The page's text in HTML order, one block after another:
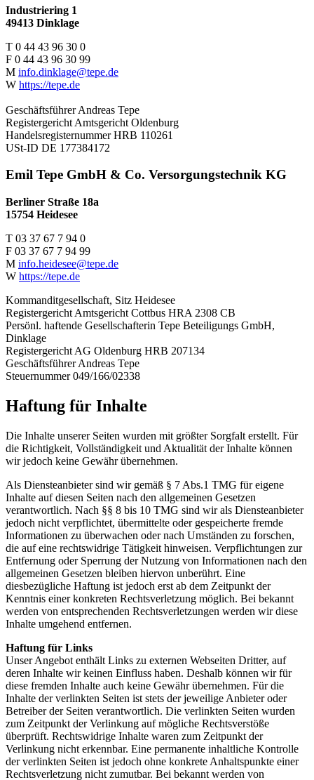
Industriering 1
49413 Dinklage
T 0 44 43 96 30 0
F 0 44 43 96 30 99
M info.dinklage@tepe.de
W https://tepe.de
Geschäftsführer Andreas Tepe
Registergericht Amtsgericht Oldenburg
Handelsregisternummer HRB 110261
USt-ID DE 177384172
Emil Tepe GmbH & Co. Versorgungstechnik KG
Berliner Straße 18a
15754 Heidesee
T 03 37 67 7 94 0
F 03 37 67 7 94 99
M info.heidesee@tepe.de
W https://tepe.de
Kommanditgesellschaft, Sitz Heidesee
Registergericht Amtsgericht Cottbus HRA 2308 CB
Persönl. haftende Gesellschafterin Tepe Beteiligungs GmbH,
Dinklage
Registergericht AG Oldenburg HRB 207134
Geschäftsführer Andreas Tepe
Steuernummer 049/166/02338
Haftung für Inhalte
Die Inhalte unserer Seiten wurden mit größter Sorgfalt erstellt. Für
die Richtigkeit, Vollständigkeit und Aktualität der Inhalte können
wir jedoch keine Gewähr übernehmen.
Als Diensteanbieter sind wir gemäß § 7 Abs.1 TMG für eigene
Inhalte auf diesen Seiten nach den allgemeinen Gesetzen
verantwortlich. Nach §§ 8 bis 10 TMG sind wir als Diensteanbieter
jedoch nicht verpflichtet, übermittelte oder gespeicherte fremde
Informationen zu überwachen oder nach Umständen zu forschen,
die auf eine rechtswidrige Tätigkeit hinweisen. Verpflichtungen zur
Entfernung oder Sperrung der Nutzung von Informationen nach den
allgemeinen Gesetzen bleiben hiervon unberührt. Eine
diesbezügliche Haftung ist jedoch erst ab dem Zeitpunkt der
Kenntnis einer konkreten Rechtsverletzung möglich. Bei bekannt
werden von entsprechenden Rechtsverletzungen werden wir diese
Inhalte umgehend entfernen.
Haftung für Links
Unser Angebot enthält Links zu externen Webseiten Dritter, auf
deren Inhalte wir keinen Einfluss haben. Deshalb können wir für
diese fremden Inhalte auch keine Gewähr übernehmen. Für die
Inhalte der verlinkten Seiten ist stets der jeweilige Anbieter oder
Betreiber der Seiten verantwortlich. Die verlinkten Seiten wurden
zum Zeitpunkt der Verlinkung auf mögliche Rechtsverstöße
überprüft. Rechtswidrige Inhalte waren zum Zeitpunkt der
Verlinkung nicht erkennbar. Eine permanente inhaltliche Kontrolle
der verlinkten Seiten ist jedoch ohne konkrete Anhaltspunkte einer
Rechtsverletzung nicht zumutbar. Bei bekannt werden von